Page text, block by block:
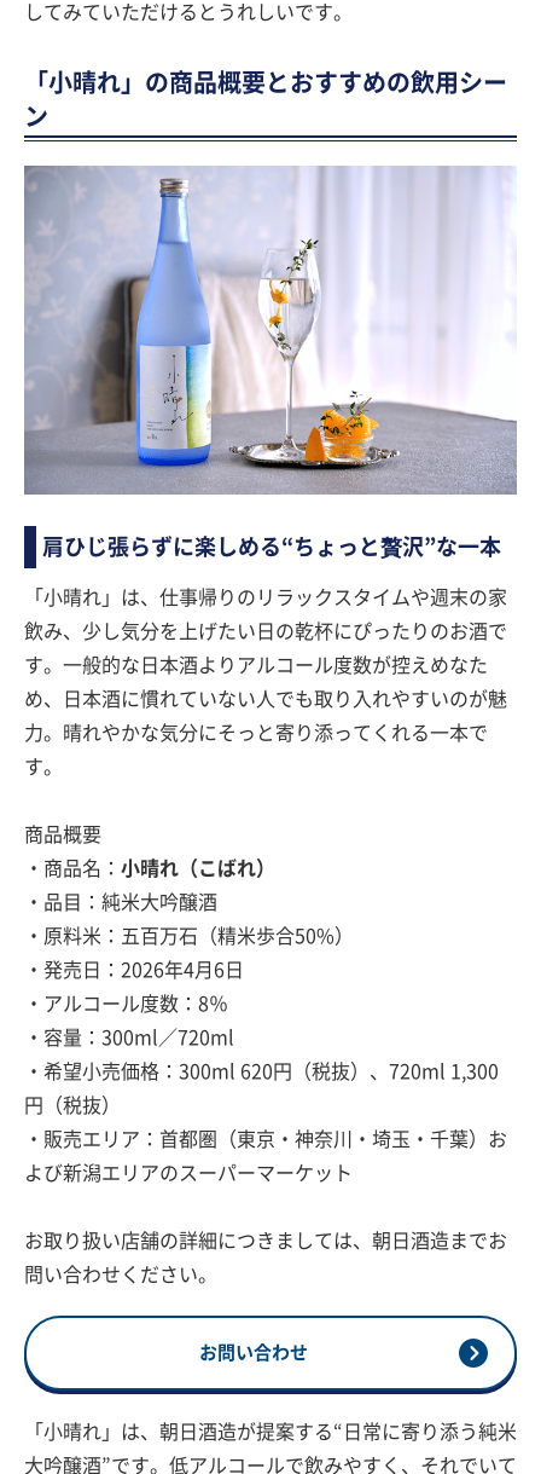
してみていただけるとうれしいです。
「小晴れ」の商品概要とおすすめの飲用シー
ン
肩ひじ張らずに楽しめる“ちょっと贅沢”な一本
「小晴れ」は、仕事帰りのリラックスタイムや週末の家
飲み、少し気分を上げたい日の乾杯にぴったりのお酒で
す。一般的な日本酒よりアルコール度数が控えめなた
め、日本酒に慣れていない人でも取り入れやすいのが魅
力。晴れやかな気分にそっと寄り添ってくれる一本で
す。
商品概要
・商品名： 小晴れ（こばれ）
・品目：純米大吟醸酒
・原料米：五百万石（精米歩合50%）
・発売日：2026年4月6日
・アルコール度数：8％
・容量：300ml／720ml
・希望小売価格：300ml 620円（税抜）、720ml 1,300
円（税抜）
・販売エリア：首都圏（東京・神奈川・埼玉・千葉）お
よび新潟エリアのスーパーマーケット
お取り扱い店舗の詳細につきましては、朝日酒造までお
問い合わせください。
お問い合わせ
「小晴れ」は、朝日酒造が提案する“日常に寄り添う純米
大吟醸酒”です。低アルコールで飲みやすく、それでいて